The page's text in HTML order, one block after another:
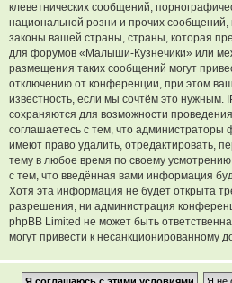
клеветнических сообщений,
национальной розни и прочих сообщений,
законы вашей страны, страны, которая
для форумов «Малыши-Кузнечики» или
размещения таких сообщений могут
отключению от конференции, при этом
известность, если мы сочтём это нужным.
сохраняются для возможности
соглашаетесь с тем, что
имеют право удалить, отредактировать,
тему в любое время по своему
с тем, что введённая вами информация
Хотя эта информация не будет открыта
разрешения, ни администрация
phpBB Limited не может быть
могут привести к несанкционированному